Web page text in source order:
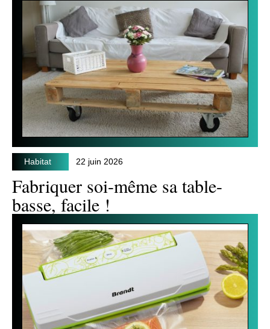
Habitat 22 juin 2026
Fabriquer soi-même sa table-
basse, facile !